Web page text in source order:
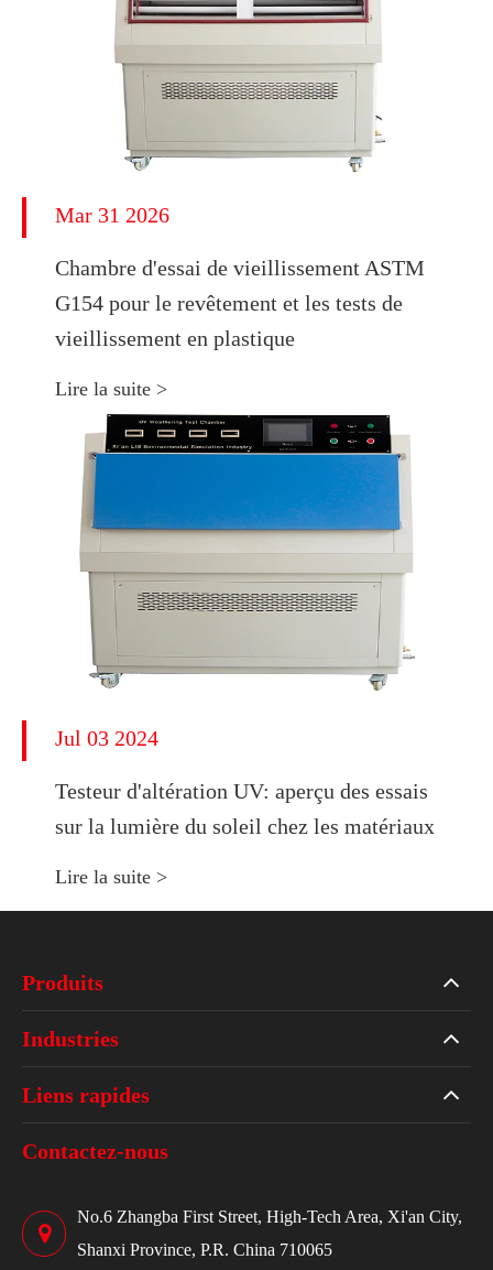
Mar 31 2026
Chambre d'essai de vieillissement ASTM
G154 pour le revêtement et les tests de
vieillissement en plastique
Lire la suite >
Jul 03 2024
Testeur d'altération UV: aperçu des essais
sur la lumière du soleil chez les matériaux
Lire la suite >
Produits
Industries
Liens rapides
Contactez-nous
No.6 Zhangba First Street, High-Tech Area, Xi'an City,
Shanxi Province, P.R. China 710065